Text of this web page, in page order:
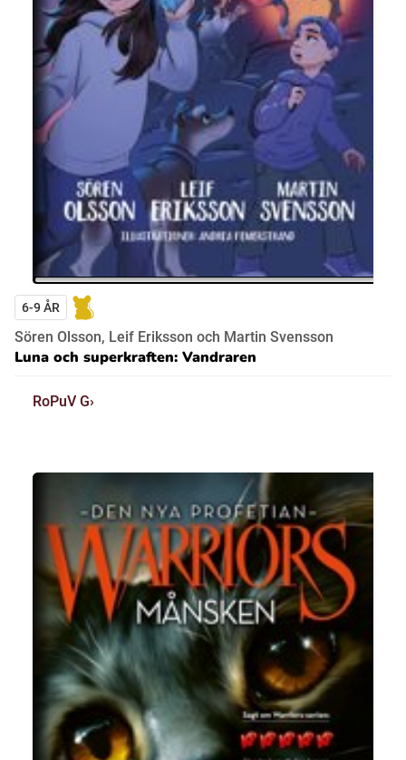
6-9 ÅR
Sören Olsson, Leif Eriksson och Martin Svensson
Luna och superkraften: Vandraren
RoPuV G